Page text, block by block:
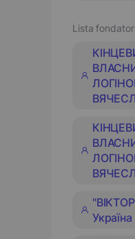
Lista
Україна